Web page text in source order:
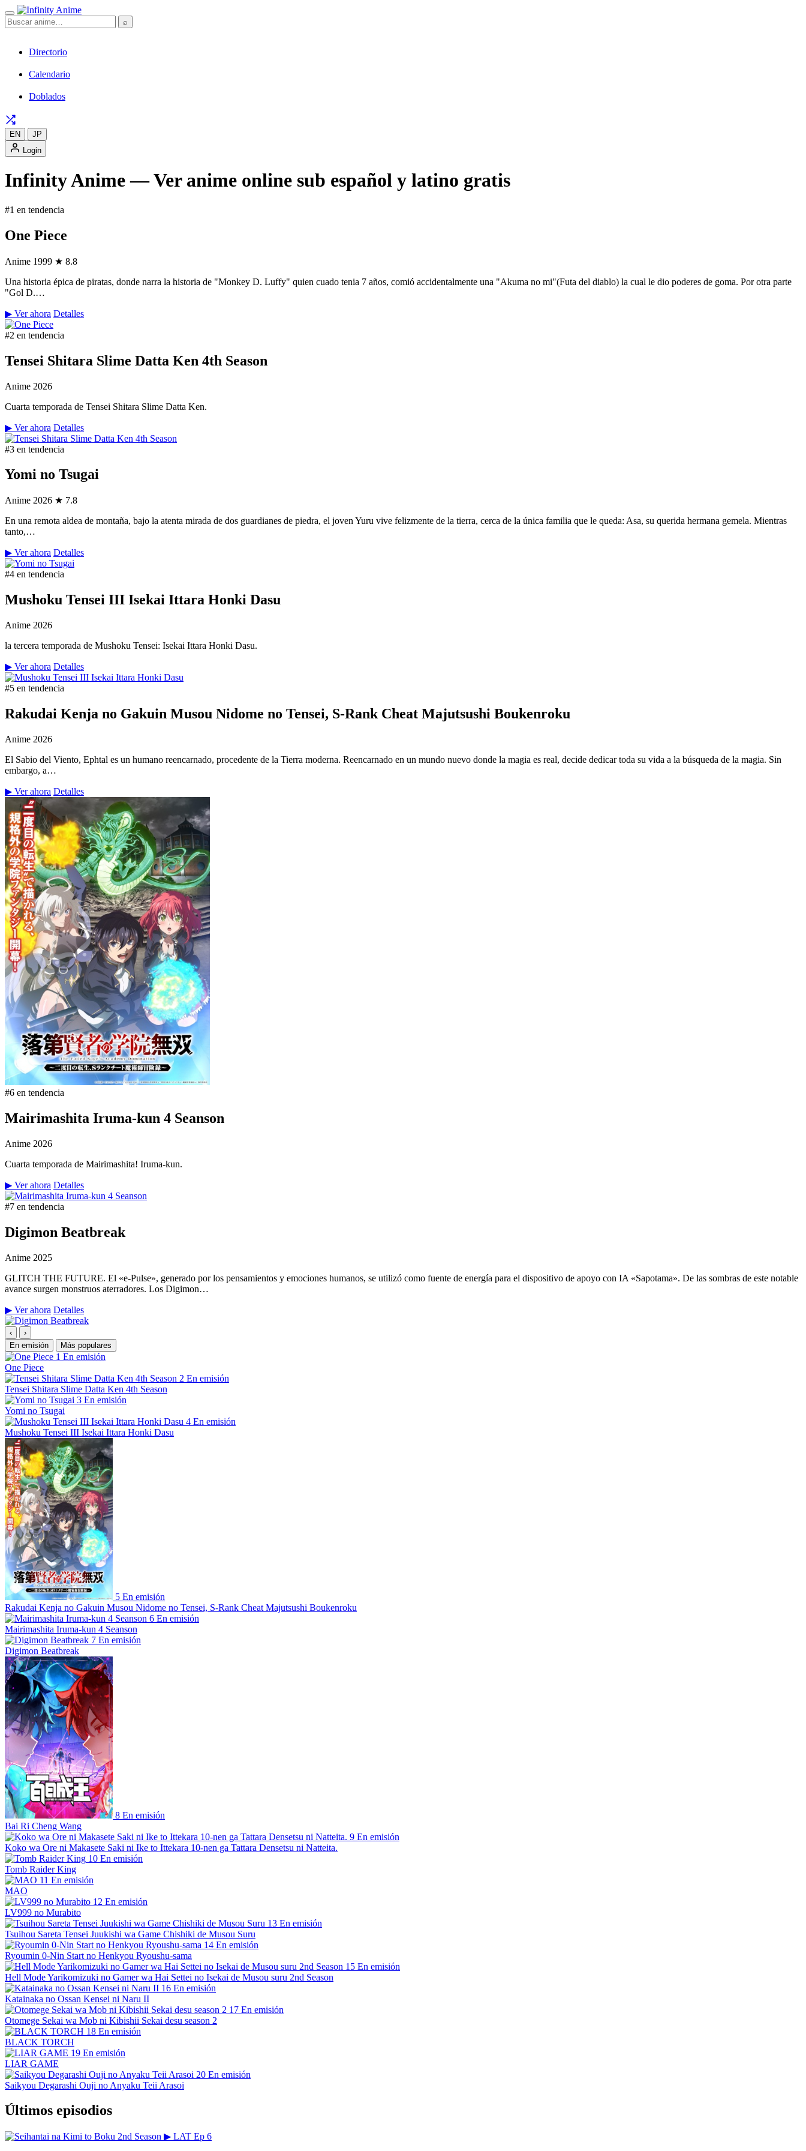
⌕
Directorio
Calendario
Doblados
EN
JP
Login
Infinity Anime — Ver anime online sub español y latino gratis
#1 en tendencia
One Piece
Anime 1999 ★ 8.8
Una historia épica de piratas, donde narra la historia de "Monkey D. Luffy" quien cuado tenia 7 años, comió accidentalmente una "Akuma no mi"(Futa del diablo) la cual le dio poderes de goma. Por otra parte
"Gol D.…
▶ Ver ahora Detalles
#2 en tendencia
Tensei Shitara Slime Datta Ken 4th Season
Anime 2026
Cuarta temporada de Tensei Shitara Slime Datta Ken.
▶ Ver ahora Detalles
#3 en tendencia
Yomi no Tsugai
Anime 2026 ★ 7.8
En una remota aldea de montaña, bajo la atenta mirada de dos guardianes de piedra, el joven Yuru vive felizmente de la tierra, cerca de la única familia que le queda: Asa, su querida hermana gemela. Mientras
tanto,…
▶ Ver ahora Detalles
#4 en tendencia
Mushoku Tensei III Isekai Ittara Honki Dasu
Anime 2026
la tercera temporada de Mushoku Tensei: Isekai Ittara Honki Dasu.
▶ Ver ahora Detalles
#5 en tendencia
Rakudai Kenja no Gakuin Musou Nidome no Tensei, S-Rank Cheat Majutsushi Boukenroku
Anime 2026
El Sabio del Viento, Ephtal es un humano reencarnado, procedente de la Tierra moderna. Reencarnado en un mundo nuevo donde la magia es real, decide dedicar toda su vida a la búsqueda de la magia. Sin
embargo, a…
▶ Ver ahora Detalles
#6 en tendencia
Mairimashita Iruma-kun 4 Seanson
Anime 2026
Cuarta temporada de Mairimashita! Iruma-kun.
▶ Ver ahora Detalles
#7 en tendencia
Digimon Beatbreak
Anime 2025
GLITCH THE FUTURE. El «e-Pulse», generado por los pensamientos y emociones humanos, se utilizó como fuente de energía para el dispositivo de apoyo con IA «Sapotama». De las sombras de este notable
avance surgen monstruos aterradores. Los Digimon…
▶ Ver ahora Detalles
‹
›
En emisión
Más populares
1 En emisión
One Piece
2 En emisión
Tensei Shitara Slime Datta Ken 4th Season
3 En emisión
Yomi no Tsugai
4 En emisión
Mushoku Tensei III Isekai Ittara Honki Dasu
5 En emisión
Rakudai Kenja no Gakuin Musou Nidome no Tensei, S-Rank Cheat Majutsushi Boukenroku
6 En emisión
Mairimashita Iruma-kun 4 Seanson
7 En emisión
Digimon Beatbreak
8 En emisión
Bai Ri Cheng Wang
9 En emisión
Koko wa Ore ni Makasete Saki ni Ike to Ittekara 10-nen ga Tattara Densetsu ni Natteita.
10 En emisión
Tomb Raider King
11 En emisión
MAO
12 En emisión
LV999 no Murabito
13 En emisión
Tsuihou Sareta Tensei Juukishi wa Game Chishiki de Musou Suru
14 En emisión
Ryoumin 0-Nin Start no Henkyou Ryoushu-sama
15 En emisión
Hell Mode Yarikomizuki no Gamer wa Hai Settei no Isekai de Musou suru 2nd Season
16 En emisión
Katainaka no Ossan Kensei ni Naru II
17 En emisión
Otomege Sekai wa Mob ni Kibishii Sekai desu season 2
18 En emisión
BLACK TORCH
19 En emisión
LIAR GAME
20 En emisión
Saikyou Degarashi Ouji no Anyaku Teii Arasoi
Últimos episodios
▶ LAT Ep 6